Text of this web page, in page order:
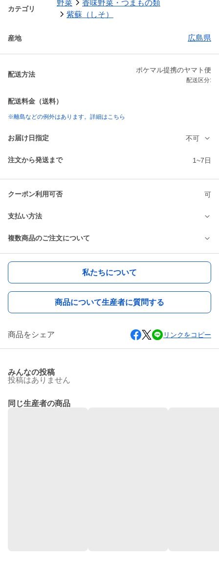
カテゴリ
野菜
香味野菜・つまもの類
紫蘇（しそ）
産地 広島県
配送方法
ポケマル提携のヤマト便
配送区分:
配送料金（送料）
※離島などの例外はあります。詳細はこちら
お届け日指定 不可
注文から発送まで 1~7日
クーポン利用可否 可
支払い方法
複数商品のご注文について
私たちについて
商品について生産者に質問する
商品をシェア リンクをコピー
みんなの投稿
投稿はありません
同じ生産者の商品